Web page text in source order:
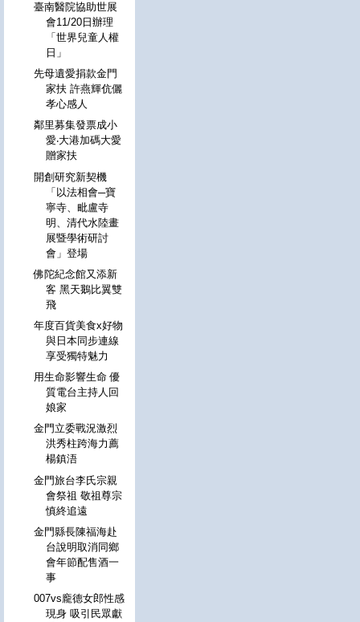
臺南醫院協助世展
會11/20日辦理
「世界兒童人權
日」
先母遺愛捐款金門
家扶 許燕輝伉儷
孝心感人
鄰里募集發票成小
愛‧大港加碼大愛
贈家扶
開創研究新契機
「以法相會─寶
寧寺、毗盧寺
明、清代水陸畫
展暨學術研討
會」登場
佛陀紀念館又添新
客 黑天鵝比翼雙
飛
年度百貨美食x好物
與日本同步連線
享受獨特魅力
用生命影響生命 優
質電台主持人回
娘家
金門立委戰況激烈
洪秀柱跨海力薦
楊鎮浯
金門旅台李氏宗親
會祭祖 敬祖尊宗
慎終追遠
金門縣長陳福海赴
台說明取消同鄉
會年節配售酒一
事
007vs龐德女郎性感
現身 吸引民眾獻